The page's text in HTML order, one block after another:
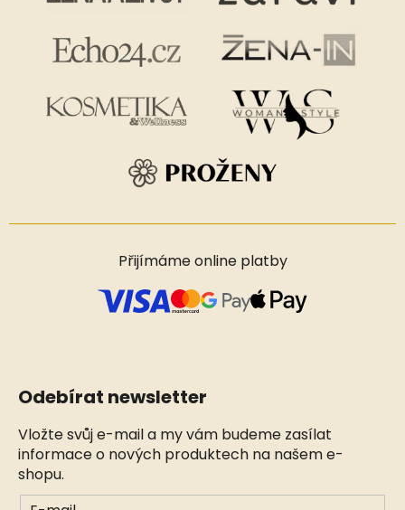
Přijímáme online platby
Odebírat newsletter
Vložte svůj e-mail a my vám budeme zasílat
informace o nových produktech na našem e-
shopu.